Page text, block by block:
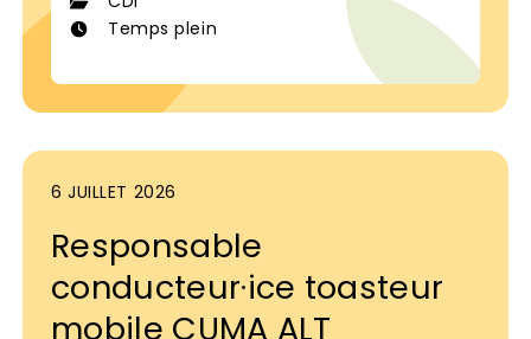
Temps plein
6 JUILLET 2026
Responsable
conducteur·ice toasteur
mobile CUMA ALT